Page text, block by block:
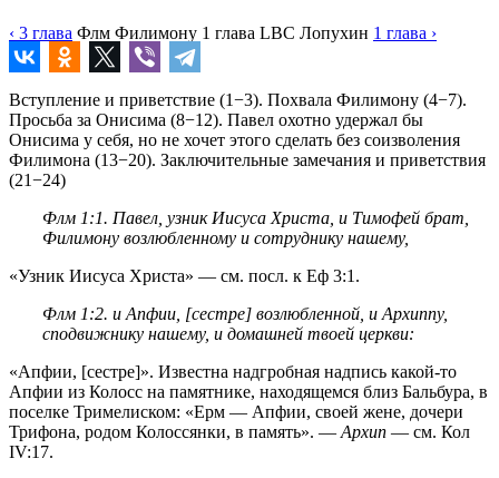
‹ 3 глава Флм Филимону 1 глава LBC Лопухин 1 глава ›
Вступление и приветствие (1−3). Похвала Филимону (4−7).
Просьба за Онисима (8−12). Павел охотно удержал бы
Онисима у себя, но не хочет этого сделать без соизволения
Филимона (13−20). Заключительные замечания и приветствия
(21−24)
Флм 1:1. Павел, узник Иисуса Христа, и Тимофей брат,
Филимону возлюбленному и сотруднику нашему,
«Узник Иисуса Христа» — см. посл. к Еф 3:1 .
Флм 1:2. и Апфии, [сестре] возлюбленной, и Архиппу,
сподвижнику нашему, и домашней твоей церкви:
«Апфии, [сестре]». Известна надгробная надпись какой-то
Апфии из Колосс на памятнике, находящемся близ Бальбура, в
поселке Тримелиском: «Ерм — Апфии, своей жене, дочери
Трифона, родом Колоссянки, в память». — Архип — см. Кол
IV:17.